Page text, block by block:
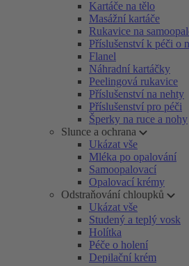
Kartáče na tělo
Masážní kartáče
Rukavice na
Příslušenství k péči o
Flanel
Náhradní kartáčky
Peelingová rukavice
Příslušenství na nehty
Příslušenství pro péči
Šperky na ruce a nohy
Slunce a ochrana
Ukázat vše
Mléka po opalování
Samoopalovací
Opalovací krémy
Odstraňování chloupků
Ukázat vše
Studený a teplý vosk
Holítka
Péče o holení
Depilační krém